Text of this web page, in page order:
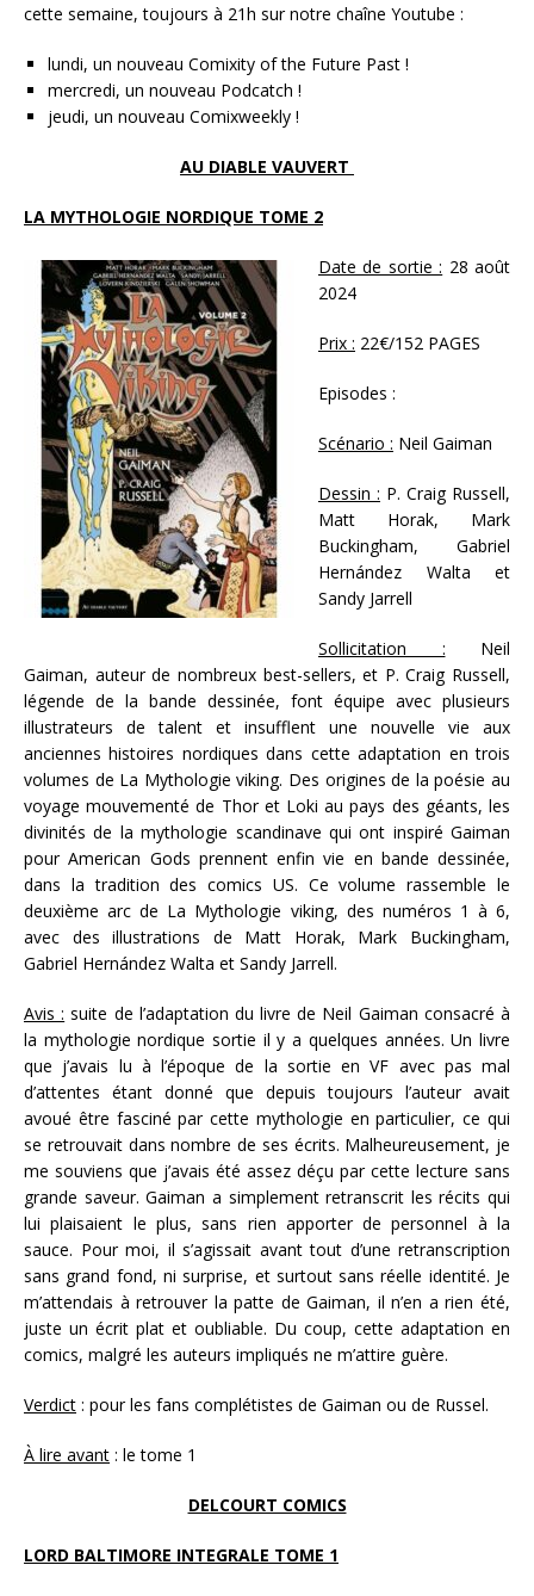
cette semaine, toujours à 21h sur notre chaîne Youtube :
lundi, un nouveau Comixity of the Future Past !
mercredi, un nouveau Podcatch !
jeudi, un nouveau Comixweekly !
AU DIABLE VAUVERT
LA MYTHOLOGIE NORDIQUE TOME 2
Date de sortie : 28 août
2024
Prix : 22€/152 PAGES
Episodes :
Scénario : Neil Gaiman
Dessin : P. Craig Russell,
Matt Horak, Mark
Buckingham, Gabriel
Hernández Walta et
Sandy Jarrell
Sollicitation : Neil
Gaiman, auteur de nombreux best-sellers, et P. Craig Russell,
légende de la bande dessinée, font équipe avec plusieurs
illustrateurs de talent et insufflent une nouvelle vie aux
anciennes histoires nordiques dans cette adaptation en trois
volumes de La Mythologie viking. Des origines de la poésie au
voyage mouvementé de Thor et Loki au pays des géants, les
divinités de la mythologie scandinave qui ont inspiré Gaiman
pour American Gods prennent enfin vie en bande dessinée,
dans la tradition des comics US. Ce volume rassemble le
deuxième arc de La Mythologie viking, des numéros 1 à 6,
avec des illustrations de Matt Horak, Mark Buckingham,
Gabriel Hernández Walta et Sandy Jarrell.
Avis : suite de l’adaptation du livre de Neil Gaiman consacré à
la mythologie nordique sortie il y a quelques années. Un livre
que j’avais lu à l’époque de la sortie en VF avec pas mal
d’attentes étant donné que depuis toujours l’auteur avait
avoué être fasciné par cette mythologie en particulier, ce qui
se retrouvait dans nombre de ses écrits. Malheureusement, je
me souviens que j’avais été assez déçu par cette lecture sans
grande saveur. Gaiman a simplement retranscrit les récits qui
lui plaisaient le plus, sans rien apporter de personnel à la
sauce. Pour moi, il s’agissait avant tout d’une retranscription
sans grand fond, ni surprise, et surtout sans réelle identité. Je
m’attendais à retrouver la patte de Gaiman, il n’en a rien été,
juste un écrit plat et oubliable. Du coup, cette adaptation en
comics, malgré les auteurs impliqués ne m’attire guère.
Verdict : pour les fans complétistes de Gaiman ou de Russel.
À lire avant : le tome 1
DELCOURT COMICS
LORD BALTIMORE INTEGRALE TOME 1